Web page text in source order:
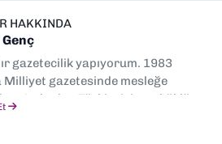
HAKKINDA
gazetecilik yapıyorum. 1983
Milliyet gazetesinde mesleğe
Ardından Türkiye’nin en köklü
editör, müdür yardımcısı ve spor